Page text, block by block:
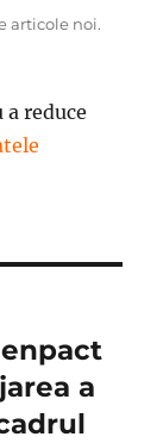
articole noi.
reduce
a